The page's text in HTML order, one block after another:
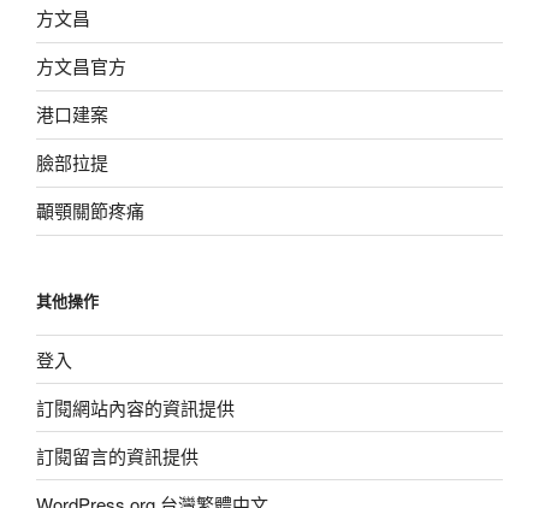
方文昌
方文昌官方
港口建案
臉部拉提
顳顎關節疼痛
其他操作
登入
訂閱網站內容的資訊提供
訂閱留言的資訊提供